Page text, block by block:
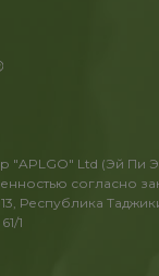
"APLGO" Ltd (Эй Пи
согласно
Республика
1